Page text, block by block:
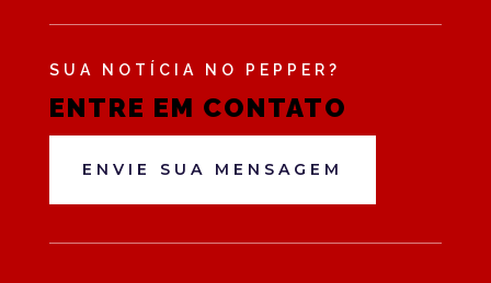
SUA NOTÍCIA NO PEPPER?
ENTRE EM CONTATO
ENVIE SUA MENSAGEM